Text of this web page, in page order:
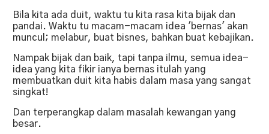
Bila kita ada duit, waktu tu kita rasa kita bijak dan
pandai. Waktu tu macam-macam idea 'bernas' akan
muncul; melabur, buat bisnes, bahkan buat kebajikan.
Nampak bijak dan baik, tapi tanpa ilmu, semua idea-
idea yang kita fikir ianya bernas itulah yang
membuatkan duit kita habis dalam masa yang sangat
singkat!
Dan terperangkap dalam masalah kewangan yang
besar.